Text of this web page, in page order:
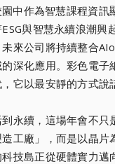
中作為智慧課程資
與智慧永續浪潮
來公司將持續整合
深化應用。彩色電子
它以最安靜的方式說
永續，這場年會不
工廠」，而是以晶
技島正從硬體實力